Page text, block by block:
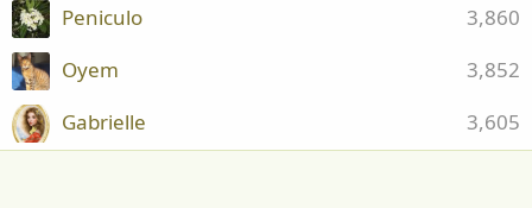
3,860
Peniculo
3,852
Oyem
3,605
Gabrielle